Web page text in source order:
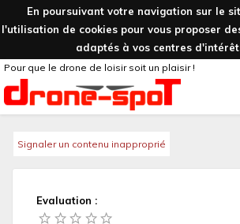
En poursuivant votre navigation sur le
l'utilisation de cookies pour vous proposer
adaptés à vos centres
Pour que le drone de loisir soit un plaisir !
Signaler un contenu inapproprié
Evaluation :